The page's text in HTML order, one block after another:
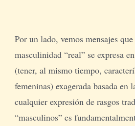
Por un lado, vemos mensajes
masculinidad “real” se expresa
(tener, al mismo tiempo,
femeninas) exagerada basada en
cualquier expresión de rasgos
“masculinos” es